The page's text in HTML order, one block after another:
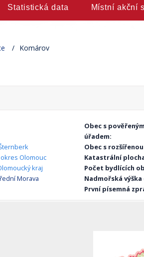
Statistická data Místní akční
Komárov
okres Olomouc
kraj
Morava
Obec s
úřadem:
Obec s
Katastrální
Počet bydlících
Nadmořská výška
První písemná